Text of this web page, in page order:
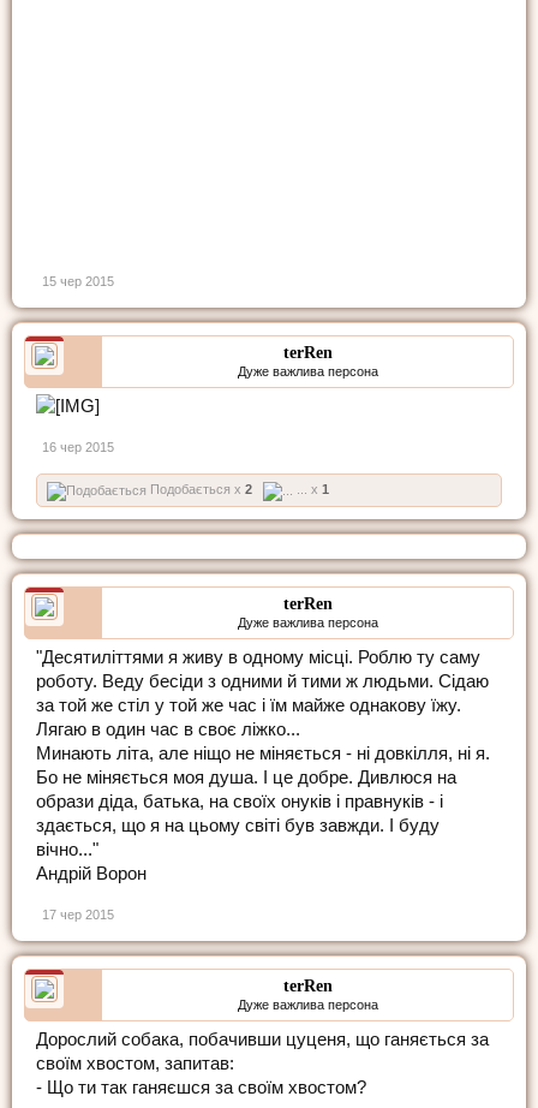
15 чер 2015
terRen
Дуже важлива персона
16 чер 2015
Подобається x 2 ... x 1
terRen
Дуже важлива персона
"Десятиліттями я живу в одному місці. Роблю ту саму
роботу. Веду бесіди з одними й тими ж людьми. Сідаю
за той же стіл у той же час і їм майже однакову їжу.
Лягаю в один час в своє ліжко...
Минають літа, але ніщо не міняється - ні довкілля, ні я.
Бо не міняється моя душа. І це добре. Дивлюся на
образи діда, батька, на своїх онуків і правнуків - і
здається, що я на цьому світі був завжди. І буду
вічно..."
Андрій Ворон
17 чер 2015
terRen
Дуже важлива персона
Дорослий собака, побачивши цуценя, що ганяється за
своїм хвостом, запитав:
- Що ти так ганяєшся за своїм хвостом?